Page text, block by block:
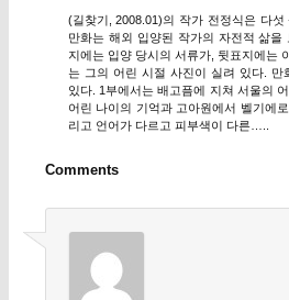
(길찾기, 2008.01)의 작가 전정식은 다섯
만화는 해외 입양된 작가의 자전적 삶을
지에는 입양 당시의 서류가, 뒷표지에는
는 그의 어린 시절 사진이 실려 있다. 만
있다. 1부에서는 배고픔에 지쳐 서울의
어린 나이의 기억과 고아원에서 벨기에
리고 언어가 다르고 피부색이 다른…..
Comments